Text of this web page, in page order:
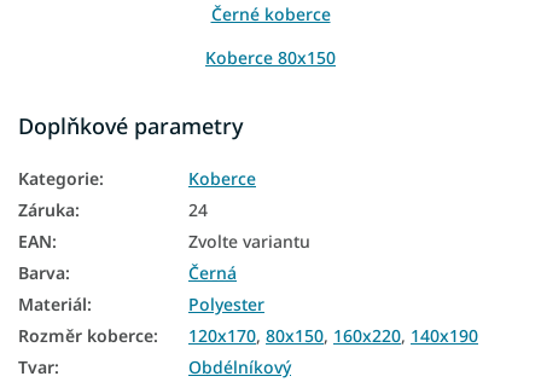
Černé koberce
Koberce 80x150
Koberce 140x190
Koberce 160x220
Koberce 200x290
Doplňkové parametry
Kategorie:
Koberce
Záruka:
24
EAN:
Zvolte variantu
Barva:
Černá
Materiál:
Polyester
Rozměr koberce: 120x170, 80x150, 160x220, 140x190
Tvar:
Obdélníkový